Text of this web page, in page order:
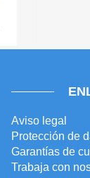
Aviso legal
Protección de
Garantías de
Trabaja con